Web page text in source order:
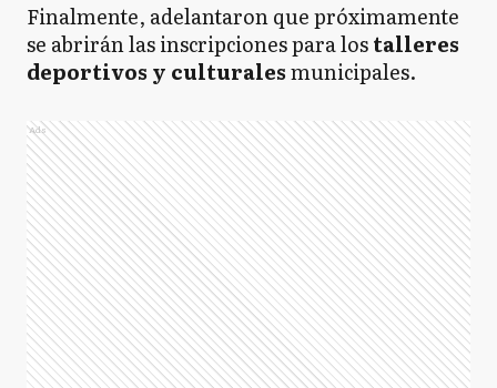
Finalmente, adelantaron que próximamente
se abrirán las inscripciones para lostalleres
deportivos y culturalesmunicipales.
Ads